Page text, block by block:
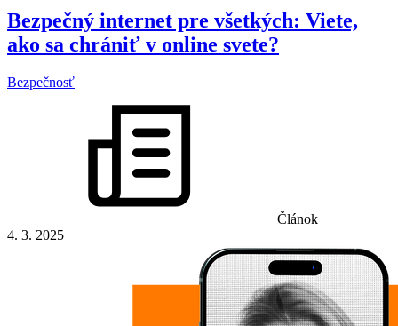
Bezpečný internet pre všetkých: Viete,
ako sa chrániť v online svete?
Bezpečnosť
Článok
4. 3. 2025